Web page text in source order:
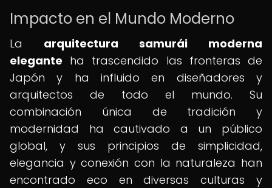
Impacto en el Mundo Moderno
La arquitectura samurái moderna
elegante ha trascendido las fronteras de
Japón y ha influido en diseñadores y
arquitectos de todo el mundo. Su
combinación única de tradición y
modernidad ha cautivado a un público
global, y sus principios de simplicidad,
elegancia y conexión con la naturaleza han
encontrado eco en diversas culturas y